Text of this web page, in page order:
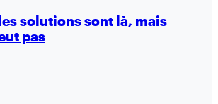
solutions sont là, mais
pas